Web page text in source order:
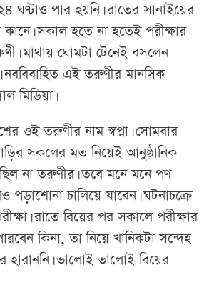
ঘণ্টাও পার হয়নি। রাতের সানাইয়ের
সকাল হতে না হতেই পরীক্ষার
মাথায় ঘোমটা টেনেই বসলেন
নববিবাহিত এই তরুণীর মানসিক
মিডিয়া।
ওই তরুণীর নাম স্বপ্না। সোমবার
সকলের মত নিয়েই আনুষ্ঠানিক
ছিল না তরুণীর। তবে মনে মনে পণ
চালিয়ে যাবেন। ঘটনাচক্রে
রাতে বিয়ের পর সকালে পরীক্ষার
কিনা, তা নিয়ে খানিকটা সন্দেহ
হারাননি। ভালোই ভালোই বিয়ের